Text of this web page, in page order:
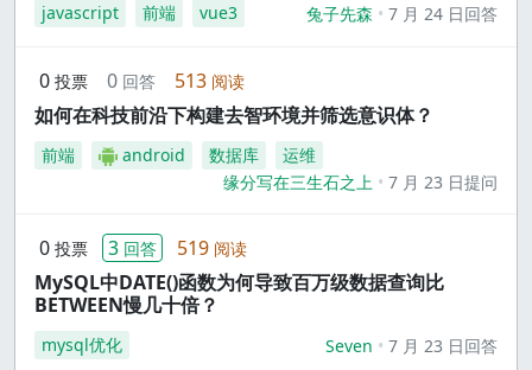
javascript 前端 vue3 兔子先森 7 月 24 日回答
0 投票 0 回答 513 阅读
如何在科技前沿下构建去智环境并筛选意识体？
前端 android 数据库
运维
缘分写在三生石之上
7 月 23 日提问
0 投票 3 回答 519 阅读
MySQL中DATE()函数为何导致百万级数据查询比
BETWEEN慢几十倍？
mysql优化 Seven 7 月 23 日回答